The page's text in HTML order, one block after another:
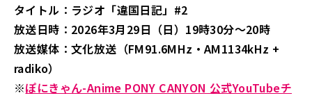
タイトル：ラジオ「違国日記」#2
放送日時：2026年3月29日（日）19時30分～20時
放送媒体：文化放送（FM91.6MHz・AM1134kHz +
radiko）
※ぽにきゃん-Anime PONY CANYON 公式YouTubeチ